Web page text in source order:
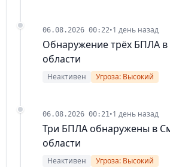
06.08.2026 00:22•1 день назад
Обнаружение трёх БПЛА
области
Неактивен Угроза: Высокий
06.08.2026 00:21•1 день назад
Три БПЛА обнаружены в
области
Неактивен Угроза: Высокий